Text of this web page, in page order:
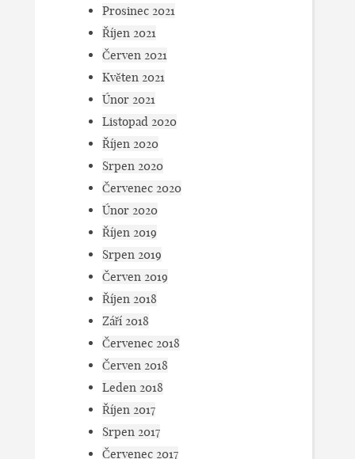
Prosinec 2021
Říjen 2021
Červen 2021
Květen 2021
Únor 2021
Listopad 2020
Říjen 2020
Srpen 2020
Červenec 2020
Únor 2020
Říjen 2019
Srpen 2019
Červen 2019
Říjen 2018
Září 2018
Červenec 2018
Červen 2018
Leden 2018
Říjen 2017
Srpen 2017
Červenec 2017